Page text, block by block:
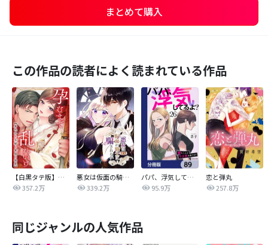
まとめて購入
この作品の読者によく読まれている作品
【白黒タテ版】孕むまで乱れいけ～身代わり花嫁と軍服の猛愛
357.2万
悪女は仮面の騎士に騙されない
339.2万
パパ、浮気してるよ？娘と二人でクズ夫を捨てます【分冊版】
95.9万
恋と弾丸
257.8万
同じジャンルの人気作品